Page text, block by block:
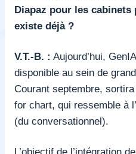
Diapaz pour les cabinets
existe déjà ?
V.T.-B. : Aujourd’hui,
disponible au sein de
Courant septembre,
for chart, qui ressemble à
(du conversationnel).
L’objectif de l’intégration